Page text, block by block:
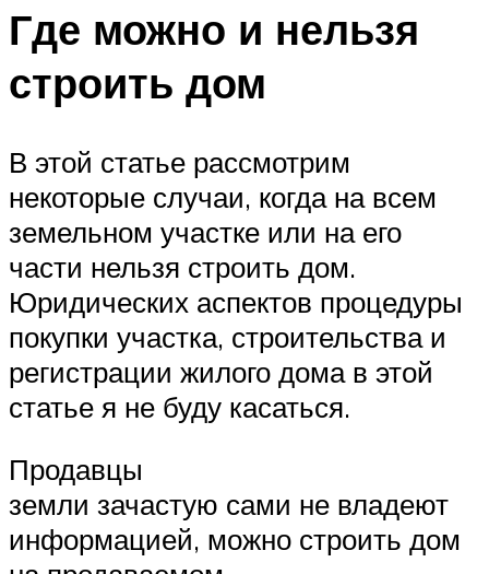
Где можно и нельзя
строить дом
В этой статье рассмотрим
некоторые случаи, когда на всем
земельном участке или на его
части нельзя строить дом.
Юридических аспектов процедуры
покупки участка, строительства и
регистрации жилого дома в этой
статье я не буду касаться.
Продавцы
земли зачастую сами не владеют
информацией, можно строить дом